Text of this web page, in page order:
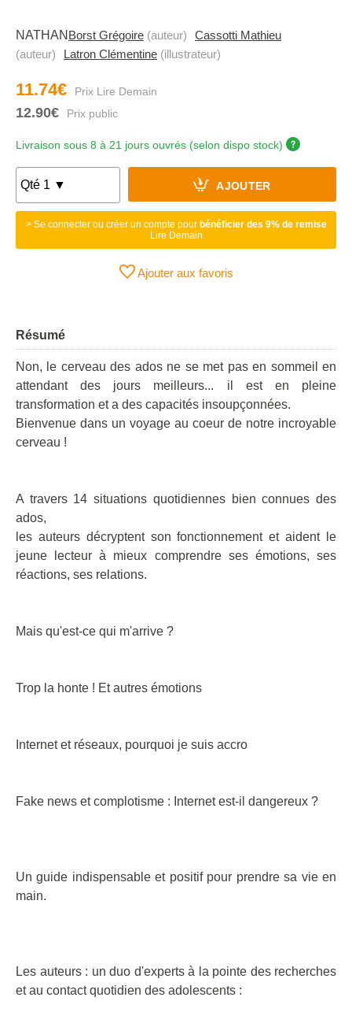
NATHAN Borst Grégoire (auteur)
Cassotti Mathieu
(auteur)
Latron Clémentine (illustrateur)
11.74€
12.90€
Livraison sous 8 à 21 jours ouvrés (selon dispo stock)
AJOUTER
> Se connecter ou créer un compte pour bénéficier des 9% de remise
Lire Demain
Ajouter aux favoris
Résumé
Non, le cerveau des ados ne se met pas en sommeil en
attendant des jours meilleurs... il est en pleine
transformation et a des capacités insoupçonnées.
Bienvenue dans un voyage au coeur de notre incroyable
cerveau !
A travers 14 situations quotidiennes bien connues des
ados,
les auteurs décryptent son fonctionnement et aident le
jeune lecteur à mieux comprendre ses émotions, ses
réactions, ses relations.
Mais qu'est-ce qui m'arrive ?
Trop la honte ! Et autres émotions
Internet et réseaux, pourquoi je suis accro
Fake news et complotisme : Internet est-il dangereux ?
Un guide indispensable et positif pour prendre sa vie en
main.
Les auteurs : un duo d'experts à la pointe des recherches
et au contact quotidien des adolescents :